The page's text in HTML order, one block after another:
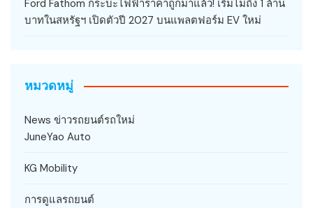
Ford Fathom กระบะไฟฟ้าราคาถูกมาแล้ว! เริ่มไม่ถึง 1 ล้าน
บาทในสหรัฐฯ เปิดตัวปี 2027 บนแพลตฟอร์ม EV ใหม่
หมวดหมู่
News ข่าวรถยนต์รถใหม่
JuneYao Auto
KG Mobility
การดูแลรถยนต์